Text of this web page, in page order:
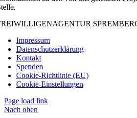
Impressum
Datenschutzerklärung
Kontakt
Spenden
Cookie-Richtlinie (EU)
Cookie-Einstellungen
Page load link
Nach oben